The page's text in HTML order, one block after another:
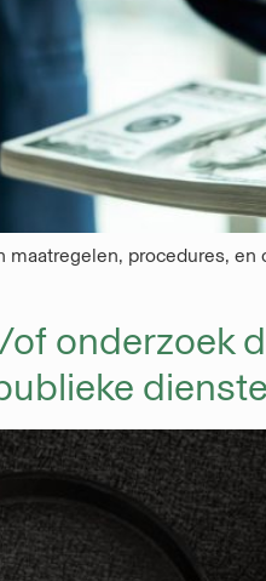
procedures,
onderzoek